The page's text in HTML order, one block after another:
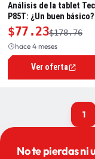
Análisis de la tablet
P85T: ¿Un buen básico?
$77.23$178.76
hace 4 meses
Ver oferta
Más
ofertas
1
No te pierdas ni